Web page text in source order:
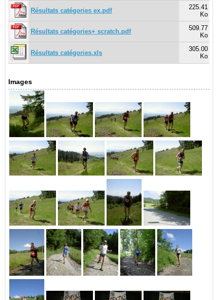
Résultats catégories ex.pdf
225.41
Ko
Résultats catégories+ scratch.pdf
509.77
Ko
Résultats catégories.xls
305.00
Ko
Images